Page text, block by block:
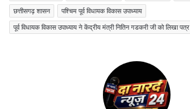
छत्तीसगढ़ शासन
पश्चिम पूर्व विधायक विकास उपाध्याय
पूर्व विधायक विकास उपाध्याय ने केंद्रीय मंत्री नितिन गडकरी जी को लिखा पत्र